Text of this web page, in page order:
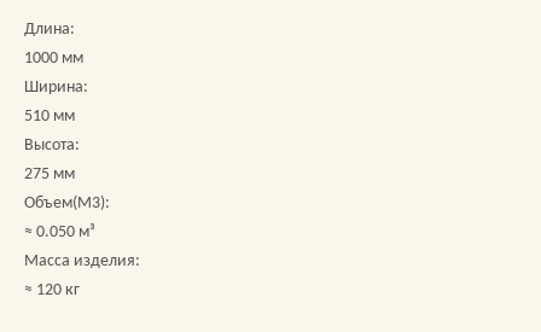
Длина:
1000 мм
Ширина:
510 мм
Высота:
275 мм
Объем(М3):
≈ 0.050 м³
Масса изделия:
≈ 120 кг